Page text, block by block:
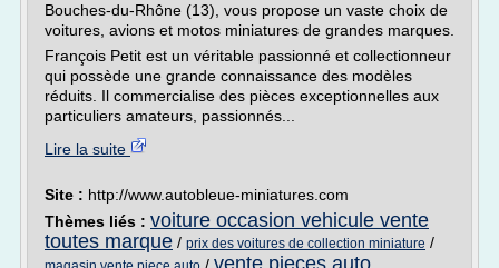
Bouches-du-Rhône (13), vous propose un vaste choix de
voitures, avions et motos miniatures de grandes marques.
François Petit est un véritable passionné et collectionneur
qui possède une grande connaissance des modèles
réduits. Il commercialise des pièces exceptionnelles aux
particuliers amateurs, passionnés...
Lire la suite
Site : http://www.autobleue-miniatures.com
Thèmes liés : voiture occasion vehicule vente
toutes marque / prix des voitures de collection miniature /
vente pieces auto